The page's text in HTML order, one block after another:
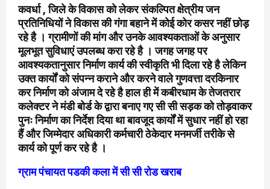
कवर्धा , जिले के विकास को लेकर संकल्पित क्षेत्रीय जन
प्रतिनिधियों ने विकास की गंगा बहाने में कोई कोर कसर नहीं छोड़
रहे है । ग्रामीणों की मांग और उनके आवश्यकताओं के अनुसार
मूलभूत सुविधाएं उपलब्ध करा रहे है । जगह जगह पर
आवश्यकतानुसार निर्माण कार्य की स्वीकृति भी दिला रहे है लेकिन
उक्त कार्यों को संपन्न कराने और करने वाले गुणवत्ता दरकिनार
कर निर्माण को अंजाम दे रहे है हाल ही में कबीरधाम के तेजतरार
कलेक्टर ने मंडी बोर्ड के द्वारा बनाए गए सी सी सड़क को तोड़वाकर
पुनः निर्माण का निर्देश दिया था बावजूद कार्यों में सुधार नहीं हो रहा
हैं और जिम्मेदार अधिकारी कर्मचारी ठेकेदार मनमर्जी तरीके से
कार्य को पूर्ण कर रहे है ।
ग्राम पंचायत पडकी कला में सी सी रोड खराब